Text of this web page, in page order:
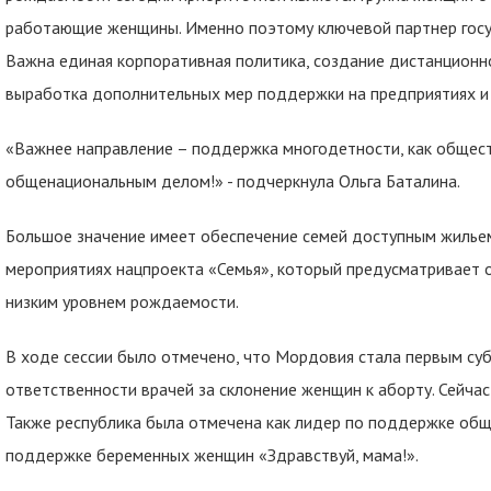
работающие женщины. Именно поэтому ключевой партнер
Важна единая корпоративная политика, создание
выработка дополнительных мер поддержки на предприятиях и
«Важнее направление – поддержка многодетности, как
общенациональным делом!» - подчеркнула Ольга Баталина.
Большое значение имеет обеспечение семей доступным
мероприятиях нацпроекта «Семья», который
низким уровнем рождаемости.
В ходе сессии было отмечено, что Мордовия стала первым
ответственности врачей за склонение женщин к аборту.
Также республика была отмечена как лидер по поддержке
поддержке беременных женщин «Здравствуй, мама!».